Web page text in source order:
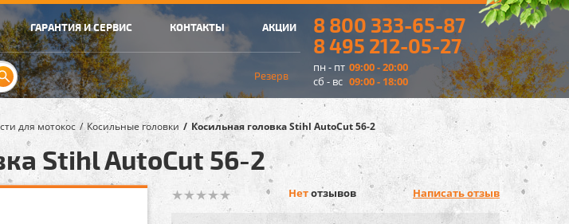
ГАРАНТИЯ И СЕРВИС КОНТАКТЫ АКЦИИ
Резерв
8 800 333-65-87
8 495 212-05-27
пн - пт 09:00 - 20:00
сб - вс 09:00 - 18:00
для мотокос Косильные головки Косильная головка Stihl AutoCut 56-2
Stihl AutoCut 56-2
Нетотзывов Написать отзыв